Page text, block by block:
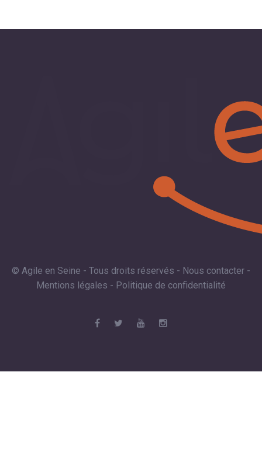
© Agile en Seine - Tous droits réservés - Nous contacter -
Mentions légales - Politique de confidentialité